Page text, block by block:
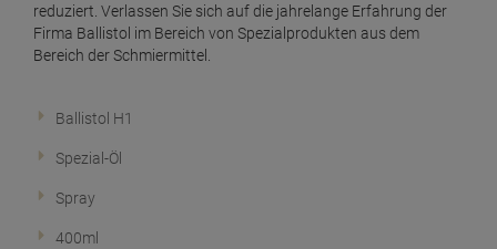
reduziert. Verlassen Sie sich auf die jahrelange Erfahrung der
Firma Ballistol im Bereich von Spezialprodukten aus dem
Bereich der Schmiermittel.
Ballistol H1
Spezial-Öl
Spray
400ml